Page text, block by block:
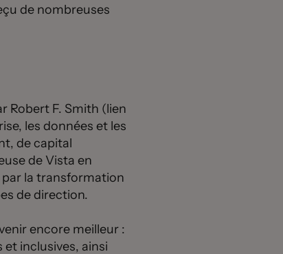
de nombreuses
Robert F. Smith (lien
les données et les
de capital
de Vista en
par la transformation
de direction.
encore meilleur :
inclusives, ainsi